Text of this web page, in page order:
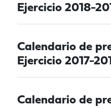
Ejercicio 2018-
Calendario de
Ejercicio 2017-
Calendario de